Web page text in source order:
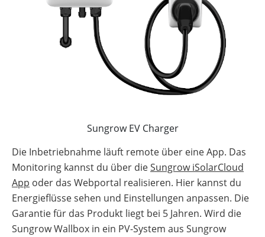
Sungrow EV Charger
Die Inbetriebnahme läuft remote über eine App. Das
Monitoring kannst du über dieSungrow iSolarCloud
App oder das Webportal realisieren. Hier kannst du
Energieflüsse sehen und Einstellungen anpassen. Die
Garantie für das Produkt liegt bei 5 Jahren. Wird die
Sungrow Wallbox in ein PV-System aus Sungrow